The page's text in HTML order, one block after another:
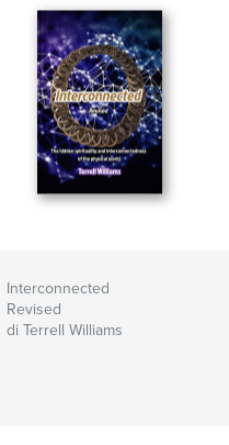
Interconnected
Revised
di Terrell Williams